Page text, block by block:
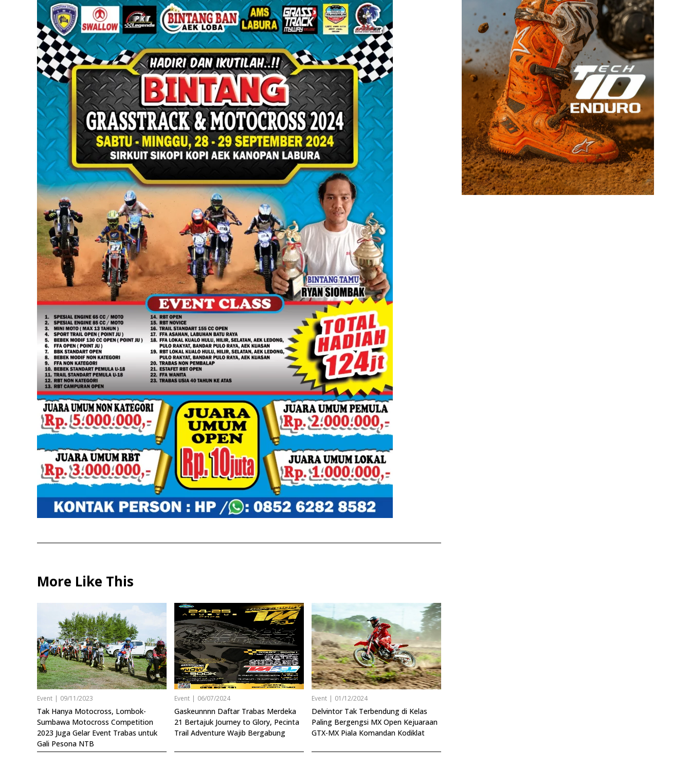
More Like This
Event | 09/11/2023
Tak Hanya Motocross, Lombok-
Sumbawa Motocross Competition
2023 Juga Gelar Event Trabas untuk
Gali Pesona NTB
Event | 06/07/2024
Gaskeunnnn Daftar Trabas Merdeka
21 Bertajuk Journey to Glory, Pecinta
Trail Adventure Wajib Bergabung
Event | 01/12/2024
Delvintor Tak Terbendung di Kelas
Paling Bergengsi MX Open Kejuaraan
GTX-MX Piala Komandan Kodiklat